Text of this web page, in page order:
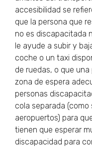
accesibilidad se
que la persona que
no es discapacitada
le ayude a subir y
coche o un taxi
de ruedas, o que
zona de espera
personas
cola separada
aeropuertos) para
tienen que esperar
discapacidad para